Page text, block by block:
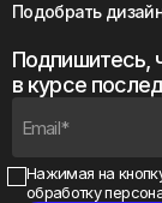
Подпишитесь,
в курсе
Нажимая на
обработку
Подобрать